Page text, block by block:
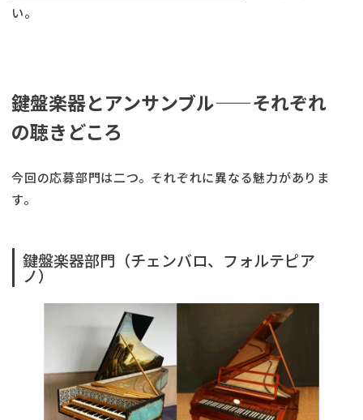
い。
鍵盤楽器とアンサンブル——それぞれ
の聴きどころ
今回の応募部門は二つ。それぞれに異なる魅力がありま
す。
鍵盤楽器部門（チェンバロ、フォルテピア
ノ）